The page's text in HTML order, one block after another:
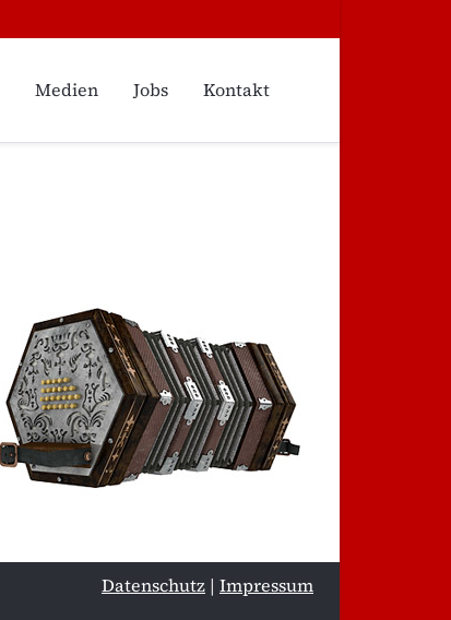
Medien Jobs Kontakt
Datenschutz | Impressum